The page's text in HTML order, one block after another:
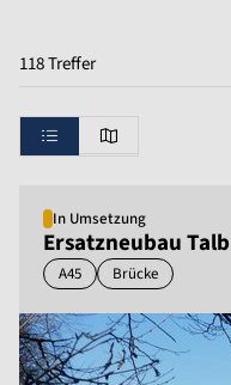
118 Treffer
In Umsetzung
Ersatzneubau
A45 Brücke